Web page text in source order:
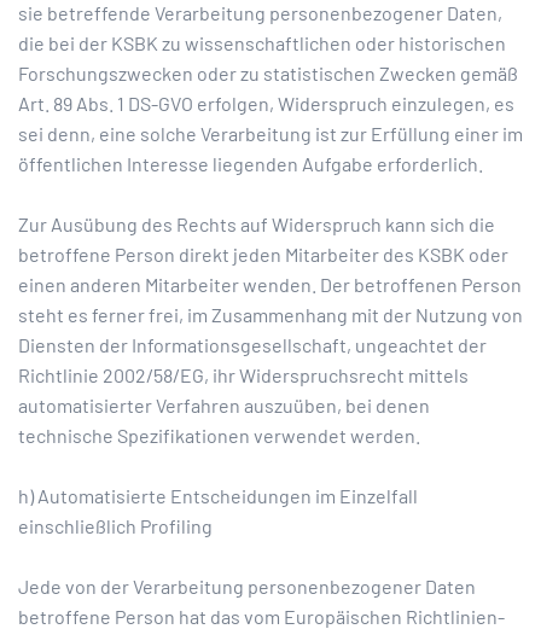
sie betreffende Verarbeitung personenbezogener Daten,
die bei der KSBK zu wissenschaftlichen oder historischen
Forschungszwecken oder zu statistischen Zwecken gemäß
Art. 89 Abs. 1 DS-GVO erfolgen, Widerspruch einzulegen, es
sei denn, eine solche Verarbeitung ist zur Erfüllung einer im
öffentlichen Interesse liegenden Aufgabe erforderlich.
Zur Ausübung des Rechts auf Widerspruch kann sich die
betroffene Person direkt jeden Mitarbeiter des KSBK oder
einen anderen Mitarbeiter wenden. Der betroffenen Person
steht es ferner frei, im Zusammenhang mit der Nutzung von
Diensten der Informationsgesellschaft, ungeachtet der
Richtlinie 2002/58/EG, ihr Widerspruchsrecht mittels
automatisierter Verfahren auszuüben, bei denen
technische Spezifikationen verwendet werden.
h) Automatisierte Entscheidungen im Einzelfall
einschließlich Profiling
Jede von der Verarbeitung personenbezogener Daten
betroffene Person hat das vom Europäischen Richtlinien-